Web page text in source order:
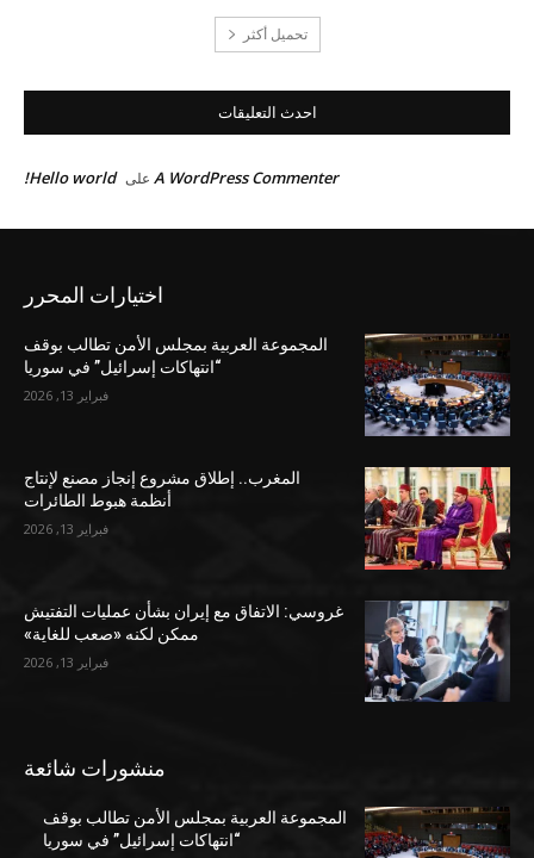
تحميل أكثر
احدث التعليقات
A WordPress Commenter على Hello world!
اختيارات المحرر
المجموعة العربية بمجلس الأمن تطالب بوقف
“انتهاكات إسرائيل” في سوريا
فبراير 13, 2026
المغرب.. إطلاق مشروع إنجاز مصنع لإنتاج
أنظمة هبوط الطائرات
فبراير 13, 2026
غروسي: الاتفاق مع إيران بشأن عمليات التفتيش
ممكن لكنه «صعب للغاية»
فبراير 13, 2026
منشورات شائعة
المجموعة العربية بمجلس الأمن تطالب بوقف
“انتهاكات إسرائيل” في سوريا